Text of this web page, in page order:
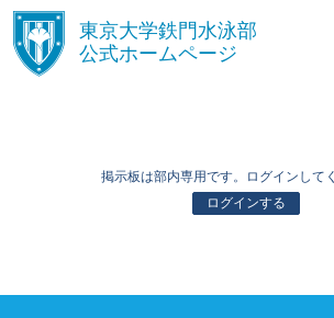
󿾱
東京大学鉄門水泳部
公式ホームページ
ABOUT
掲示板は部内専用です。ログインして
ログインする